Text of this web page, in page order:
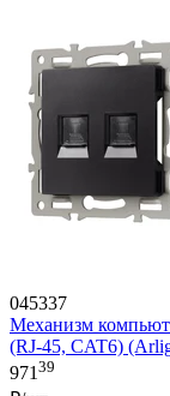
045337
Механизм
(RJ-45, CAT6)
97139